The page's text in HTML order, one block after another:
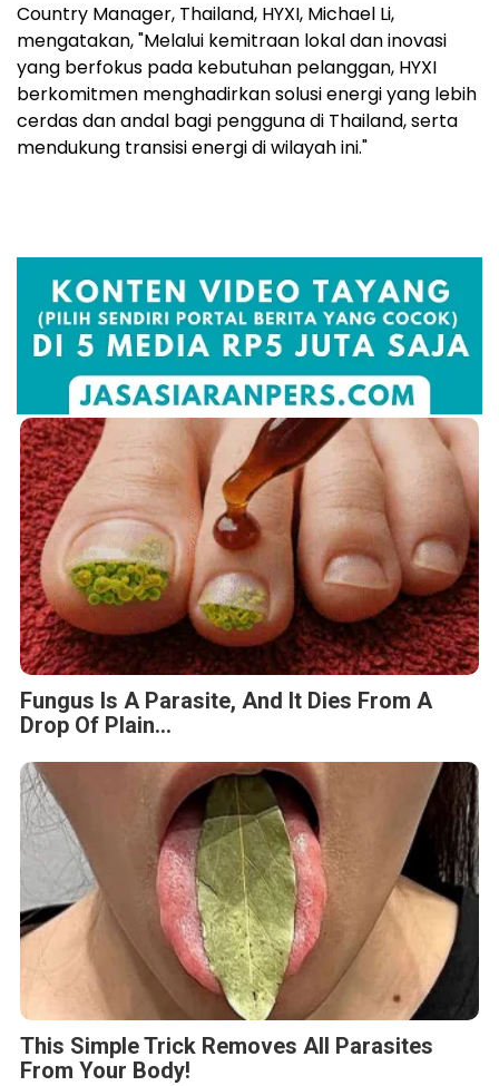
Country Manager, Thailand, HYXI, Michael Li,
mengatakan, "Melalui kemitraan lokal dan inovasi
yang berfokus pada kebutuhan pelanggan, HYXI
berkomitmen menghadirkan solusi energi yang lebih
cerdas dan andal bagi pengguna di Thailand, serta
mendukung transisi energi di wilayah ini."
Fungus Is A Parasite, And It Dies From A
Drop Of Plain...
This Simple Trick Removes All Parasites
From Your Body!